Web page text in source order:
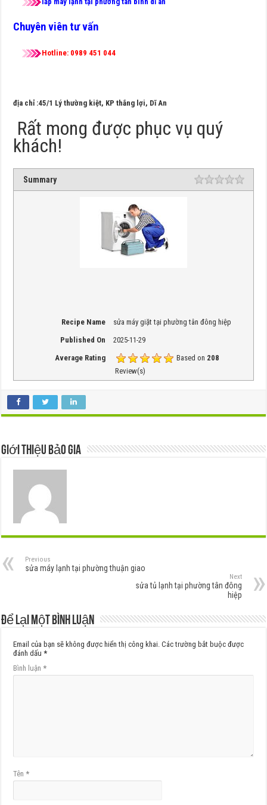
Chuyên viên tư vấn
Hotline: 0989 451 044
địa chỉ :45/1 Lý thường kiệt, KP thắng lợi, Dĩ An
Rất mong được phục vụ quý
khách!
Summary Rating 1 star
2
3
4
5
Recipe Name
sửa máy giặt tại phường tân đông hiệp
Published On
2025-11-29
Average Rating
Based on 208
Review(s)
Giới thiệu Bảo Gia
Previous
sửa máy lạnh tại phường thuận giao
Next
sửa tủ lạnh tại phường tân đông
hiệp
Để lại một bình luận
Email của bạn sẽ không được hiển thị công khai. Các trường bắt buộc được
đánh dấu*
Bình luận*
Tên*